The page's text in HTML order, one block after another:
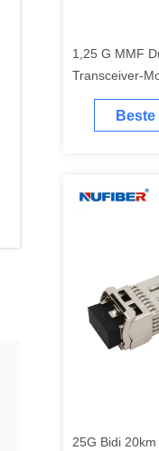
1,25 G MMF
Transceiver-
25G Bidi